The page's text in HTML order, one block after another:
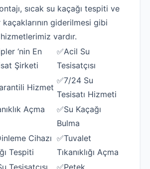
sıcak su kaçağı tespiti ve
giderilmesi gibi
hizmetlerimiz vardır.
‘nin En
Şirketi
✅Acil Su
Tesisatçısı
Hizmet
✅7/24 Su
Tesisatı Hizmeti
Açma
✅Su Kaçağı
Bulma
Cihazı
Tespiti
✅Tuvalet
Tıkanıklığı Açma
Tesisatçısı
✅Petek